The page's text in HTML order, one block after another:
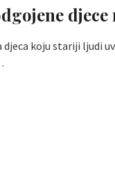
djece
djeca koju stariji ljudi